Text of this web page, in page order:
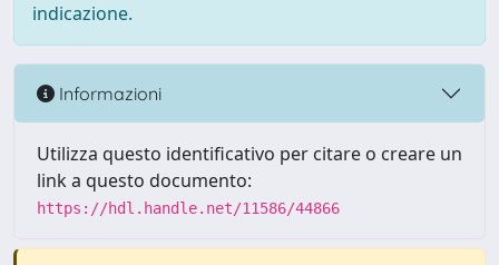
indicazione.
Informazioni
Utilizza questo identificativo per citare o creare un
link a questo documento:
https://hdl.handle.net/11586/44866